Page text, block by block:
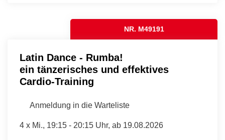
NR. M49191
Latin Dance - Rumba!
ein tänzerisches und effektives
Cardio-Training
Anmeldung in die Warteliste
4 x Mi., 19:15 - 20:15 Uhr, ab 19.08.2026